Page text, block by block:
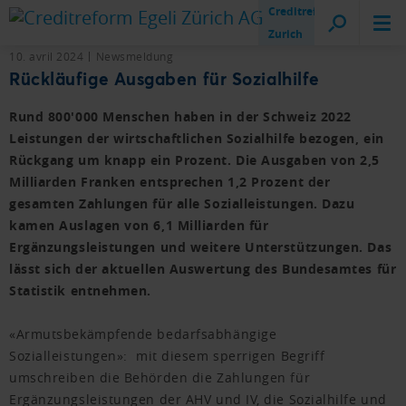
Creditreform
Zurich
10. avril 2024 Newsmeldung
Rückläufige Ausgaben für Sozialhilfe
Rund 800'000 Menschen haben in der Schweiz 2022
Leistungen der wirtschaftlichen Sozialhilfe bezogen, ein
Rückgang um knapp ein Prozent. Die Ausgaben von 2,5
Milliarden Franken entsprechen 1,2 Prozent der
gesamten Zahlungen für alle Sozialleistungen. Dazu
kamen Auslagen von 6,1 Milliarden für
Ergänzungsleistungen und weitere Unterstützungen. Das
lässt sich der aktuellen Auswertung des Bundesamtes für
Statistik entnehmen.
«Armutsbekämpfende bedarfsabhängige
Sozialleistungen»: mit diesem sperrigen Begriff
umschreiben die Behörden die Zahlungen für
Ergänzungsleistungen der AHV und IV, die Sozialhilfe und